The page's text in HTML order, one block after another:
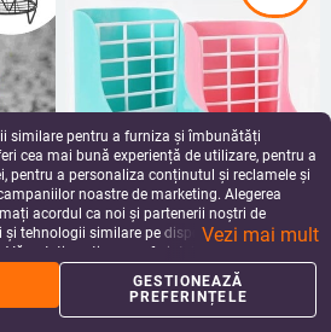
fân
add_shopping_cart
Suport pentru iarbă pentru iepuri
Coș cu mâncare pentru iepuri
Hrănitor pentru cobai Accesorii
pentru bol pentru hrănire 2 în 1
Suport fix pentru iarbă iepuraș
59.17 - 90.12 Lei
add_shopping_cart
similare pentru a furniza și îmbunătăți
cea mai bună experiență de utilizare, pentru a
pentru a personaliza conținutul și reclamele și
noastre de marketing. Alegerea
acordul ca noi și partenerii noștri de
și tehnologii similare pe dispozitivul dvs. în
puteți gestiona preferințele în orice moment
Pentru mai multe informații, vă
de confidențialitate.
Vezi mai mult
GESTIONEAZĂ
PREFERINȚELE